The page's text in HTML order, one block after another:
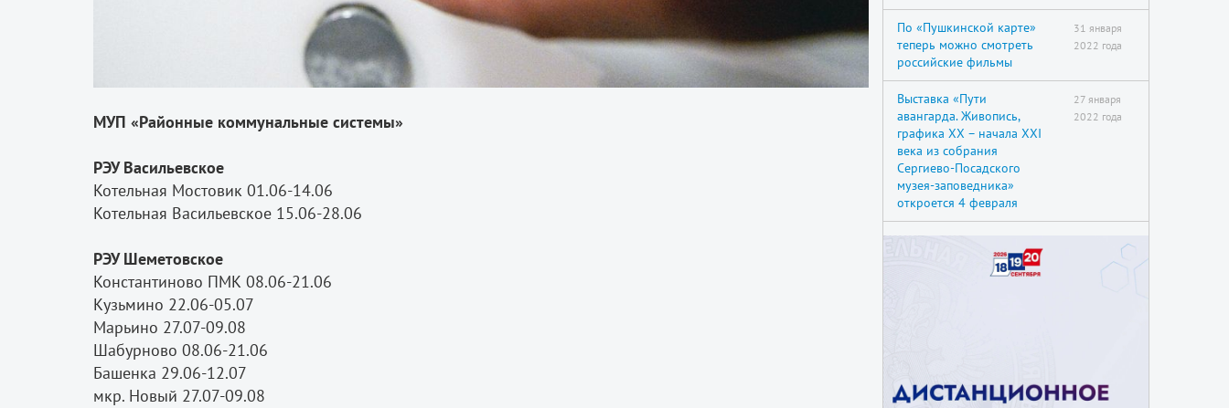
МУП «Районные коммунальные системы»
РЭУ Васильевское
Котельная Мостовик 01.06-14.06
Котельная Васильевское 15.06-28.06
РЭУ Шеметовское
Константиново ПМК 08.06-21.06
Кузьмино 22.06-05.07
Марьино 27.07-09.08
Шабурново 08.06-21.06
Башенка 29.06-12.07
мкр. Новый 27.07-09.08
По «Пушкинской карте»
теперь можно смотреть
российские фильмы
31 января
2022 года
Выставка «Пути
авангарда. Живопись,
графика XX – начала XXI
века из собрания
Сергиево-Посадского
музея-заповедника»
откроется 4 февраля
27 января
2022 года